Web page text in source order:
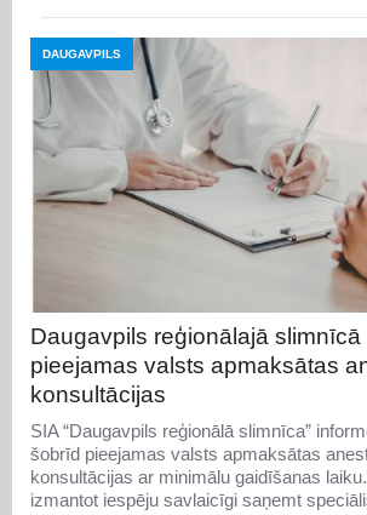
DAUGAVPILS
Daugavpils reģionālajā slimnīcā
pieejamas valsts apmaksātas
konsultācijas
SIA “Daugavpils reģionālā slimnīca”
šobrīd pieejamas valsts apmaksātas
konsultācijas ar minimālu gaidīšanas
izmantot iespēju savlaicīgi saņemt